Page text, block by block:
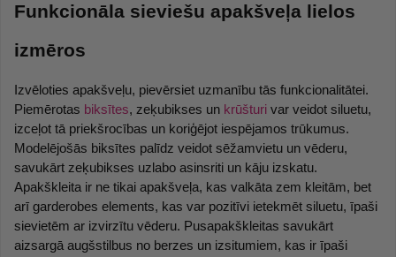
Funkcionāla sieviešu apakšveļa lielos
izmēros
Izvēloties apakšveļu, pievērsiet uzmanību tās funkcionalitātei.
Piemērotas biksītes, zeķubikses un krūšturi var veidot siluetu,
izceļot tā priekšrocības un koriģējot iespējamos trūkumus.
Modelējošās biksītes palīdz veidot sēžamvietu un vēderu,
savukārt zeķubikses uzlabo asinsriti un kāju izskatu.
Apakškleita ir ne tikai apakšveļa, kas valkāta zem kleitām, bet
arī garderobes elements, kas var pozitīvi ietekmēt siluetu, īpaši
sievietēm ar izvirzītu vēderu. Pusapakškleitas savukārt
aizsargā augšstilbus no berzes un izsitumiem, kas ir īpaši